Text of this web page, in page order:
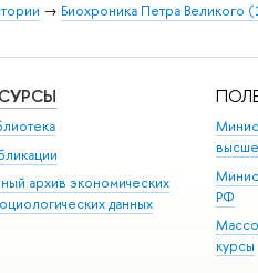
→ Биохроника Петра Великого
архив экономических
данных
РФ
курсы